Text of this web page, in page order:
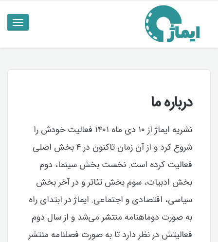
ناوبری
تاگل
درباره ما
نشریه ایماژ از ۱۰ دی ماه ۱۴۰۱ فعالیت خودش را
شروع کرد و از آن زمان تاکنون در ۴ بخش اصلی
فعالیت کرده است. نخست بخش سینما، دوم
بخش ادبیات، سوم بخش تئاتر و در آخر بخش
سیاسی، اقتصادی و اجتماعی. ایماژ در ابتدای راه
به صورت دوماهنامه منتشر می‌شد و از سال دوم
فعالیتش در نظر دارد تا به صورت فصلنامه منتشر